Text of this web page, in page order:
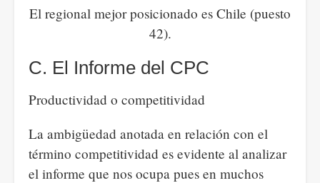
El regional mejor posicionado es Chile (puesto
42).
C. El Informe del CPC
Productividad o competitividad
La ambigüedad anotada en relación con el
término competitividad es evidente al analizar
el informe que nos ocupa pues en muchos